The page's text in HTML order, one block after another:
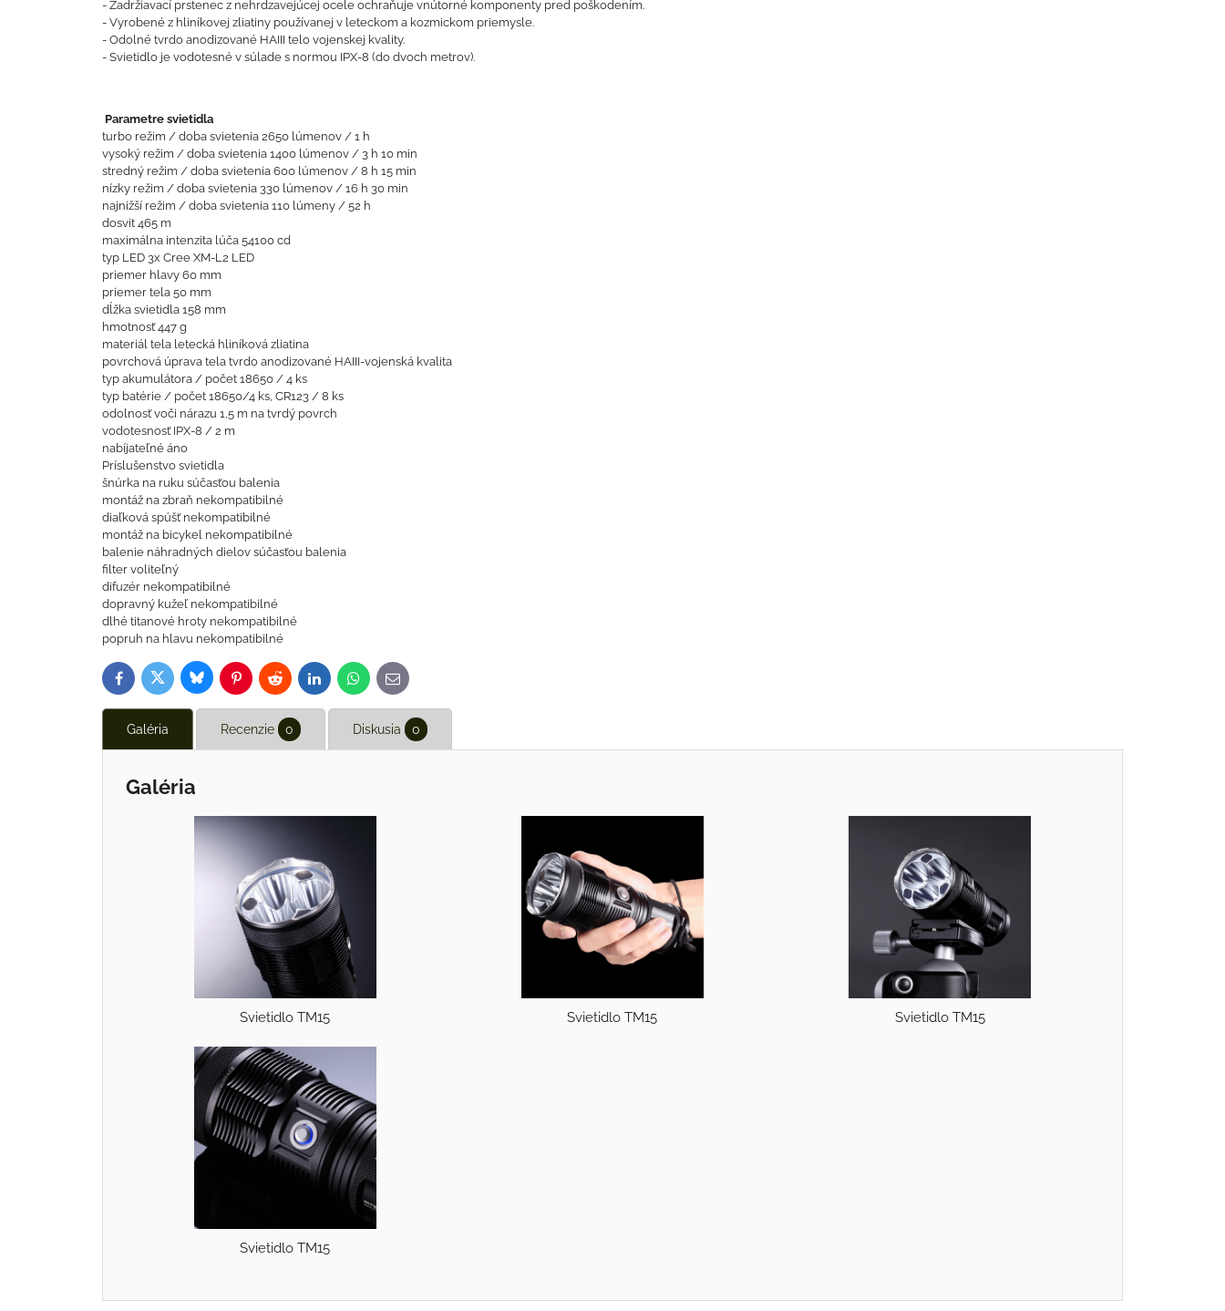
- Zadržiavací prstenec z nehrdzavejúcej ocele ochraňuje vnútorné komponenty pred poškodením.
- Vyrobené z hliníkovej zliatiny používanej v leteckom a kozmickom priemysle.
- Odolné tvrdo anodizované HAIII telo vojenskej kvality.
- Svietidlo je vodotesné v súlade s normou IPX-8 (do dvoch metrov).
Parametre svietidla
turbo režim / doba svietenia 2650 lúmenov / 1 h
vysoký režim / doba svietenia 1400 lúmenov / 3 h 10 min
stredný režim / doba svietenia 600 lúmenov / 8 h 15 min
nízky režim / doba svietenia 330 lúmenov / 16 h 30 min
najnižší režim / doba svietenia 110 lúmeny / 52 h
dosvit 465 m
maximálna intenzita lúča 54100 cd
typ LED 3x Cree XM-L2 LED
priemer hlavy 60 mm
priemer tela 50 mm
dĺžka svietidla 158 mm
hmotnosť 447 g
materiál tela letecká hliníková zliatina
povrchová úprava tela tvrdo anodizované HAIII-vojenská kvalita
typ akumulátora / počet 18650 / 4 ks
typ batérie / počet 18650/4 ks, CR123 / 8 ks
odolnosť voči nárazu 1,5 m na tvrdý povrch
vodotesnosť IPX-8 / 2 m
nabíjateľné áno
Príslušenstvo svietidla
šnúrka na ruku súčasťou balenia
montáž na zbraň nekompatibilné
diaľková spúšť nekompatibilné
montáž na bicykel nekompatibilné
balenie náhradných dielov súčasťou balenia
filter voliteľný
difuzér nekompatibilné
dopravný kužeľ nekompatibilné
dlhé titanové hroty nekompatibilné
popruh na hlavu nekompatibilné
FacebookTwitterBlueskyPinterestReddit LinkedInWhatsApp
E-
mail
Galéria Recenzie 0 Diskusia 0
Galéria
Svietidlo TM15 Svietidlo TM15 Svietidlo TM15
Svietidlo TM15